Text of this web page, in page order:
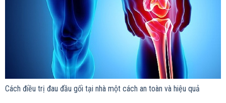
Cách điều trị đau đầu gối tại nhà một cách an toàn và hiệu quả